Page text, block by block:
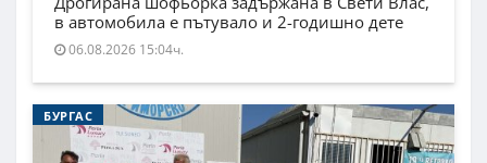
в автомобила е пътувало и 2-годишно дете
06.08.2026 15:04ч.
БУРГАС